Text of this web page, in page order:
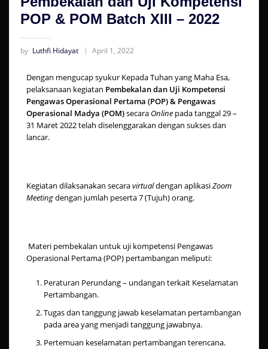
POP & POM Batch XIII – 2022
by Luthfi Hidayat April 1, 2022
Dengan mengucap syukur Kepada Tuhan yang Maha Esa,
pelaksanaan kegiatan Pembekalan dan Uji Kompetensi
Pengawas Operasional Pertama (POP) & Pengawas
Operasional Madya (POM)secara Onlinepada tanggal 29 –
31 Maret 2022 telah diselenggarakan dengan sukses dan
lancar.
Kegiatan dilaksanakan secaravirtualdengan aplikasiZoom
Meetingdengan jumlah peserta 7 (Tujuh) orang.
Materi pembekalan untuk uji kompetensi Pengawas
Operasional Pertama (POP) pertambangan meliputi:
Peraturan Perundang – undangan terkait Keselamatan
Pertambangan.
Tugas dan tanggung jawab keselamatan pertambangan
pada area yang menjadi tanggung jawabnya.
Pertemuan keselamatan pertambangan terencana.